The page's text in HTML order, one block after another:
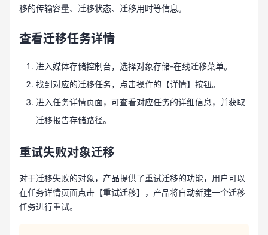
移的传输容量、迁移状态、迁移用时等信息。
查看迁移任务详情
进入媒体存储控制台，选择对象存储-在线迁移菜单。
找到对应的迁移任务，点击操作的【详情】按钮。
进入任务详情页面，可查看对应任务的详细信息，并获取
迁移报告存储路径。
重试失败对象迁移
对于迁移失败的对象，产品提供了重试迁移的功能，用户可以
在任务详情页面点击【重试迁移】，产品将自动新建一个迁移
任务进行重试。